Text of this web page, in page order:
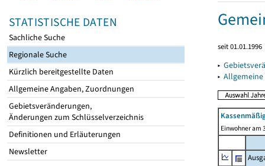
STATISTISCHE DATEN
Sachliche Suche
Regionale Suche
Kürzlich bereitgestellte Daten
Allgemeine Angaben, Zuordnungen
Gebietsveränderungen,
Änderungen zum Schlüsselverzeichnis
Definitionen und Erläuterungen
Newsletter
seit 01.01.1996
▸
▸
Einwohner am